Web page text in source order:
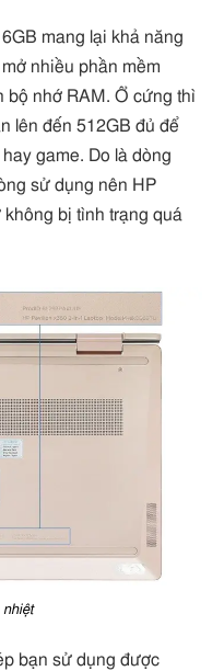
mang lại khả năng
nhiều phần mềm
bộ nhớ RAM. Ổ cứng thì
lên đến 512GB đủ để
game. Do là dòng
sử dụng nên HP
bị tình trạng quá
nhiệt
bạn sử dụng được